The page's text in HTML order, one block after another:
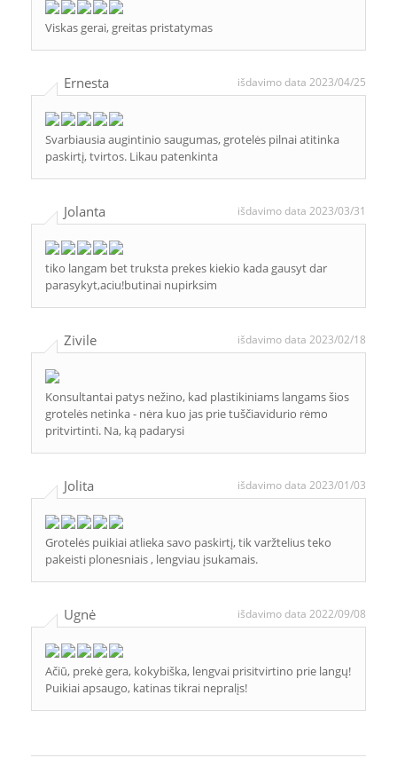
Viskas gerai, greitas pristatymas
Ernesta išdavimo data 2023/04/25
Svarbiausia augintinio saugumas, grotelės pilnai atitinka
paskirtį, tvirtos. Likau patenkinta
Jolanta išdavimo data 2023/03/31
tiko langam bet truksta prekes kiekio kada gausyt dar
parasykyt,aciu!butinai nupirksim
Zivile išdavimo data 2023/02/18
Konsultantai patys nežino, kad plastikiniams langams šios
grotelės netinka - nėra kuo jas prie tuščiavidurio rėmo
pritvirtinti. Na, ką padarysi
Jolita išdavimo data 2023/01/03
Grotelės puikiai atlieka savo paskirtį, tik varžtelius teko
pakeisti plonesniais , lengviau įsukamais.
Ugnė išdavimo data 2022/09/08
Ačiū, prekė gera, kokybiška, lengvai prisitvirtino prie langų!
Puikiai apsaugo, katinas tikrai nepralįs!